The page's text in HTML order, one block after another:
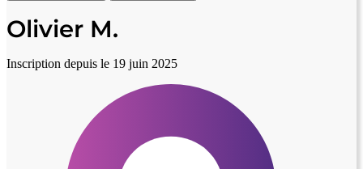
Olivier M.
Inscription depuis le 19 juin 2025